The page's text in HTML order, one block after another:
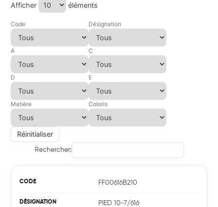
Afficher éléments
Code Désignation
A C
D E
Matière Coloris
Réinitialiser
Rechercher:
FF00616B210
PIED 10-7/616